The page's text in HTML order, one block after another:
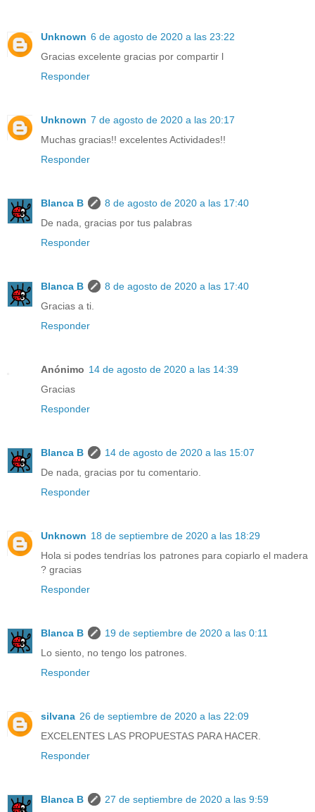
Unknown 6 de agosto de 2020 a las 23:22
Gracias excelente gracias por compartir l
Responder
Unknown 7 de agosto de 2020 a las 20:17
Muchas gracias!! excelentes Actividades!!
Responder
Blanca B
8 de agosto de 2020 a las 17:40
De nada, gracias por tus palabras
Responder
Blanca B
8 de agosto de 2020 a las 17:40
Gracias a ti.
Responder
Anónimo 14 de agosto de 2020 a las 14:39
Gracias
Responder
Blanca B
14 de agosto de 2020 a las 15:07
De nada, gracias por tu comentario.
Responder
Unknown 18 de septiembre de 2020 a las 18:29
Hola si podes tendrías los patrones para copiarlo el madera
? gracias
Responder
Blanca B
19 de septiembre de 2020 a las 0:11
Lo siento, no tengo los patrones.
Responder
silvana 26 de septiembre de 2020 a las 22:09
EXCELENTES LAS PROPUESTAS PARA HACER.
Responder
Blanca B 27 de septiembre de 2020 a las 9:59